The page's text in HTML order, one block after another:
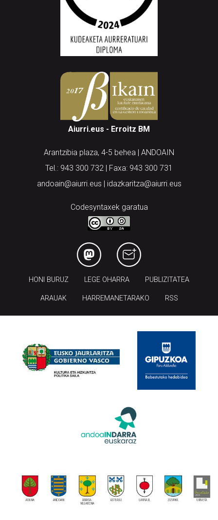
Aiurri.eus - Erroitz BM
Arantzibia plaza, 4-5 behea | ANDOAIN
Tel.: 943 300 732 | Faxa: 943 300 731
andoain@aiurri.eus | idazkaritza@aiurri.eus
Codesyntaxek garatua
HONI BURUZ LEGE OHARRA PUBLIZITATEA
ARAUAK HARREMANETARAKO RSS